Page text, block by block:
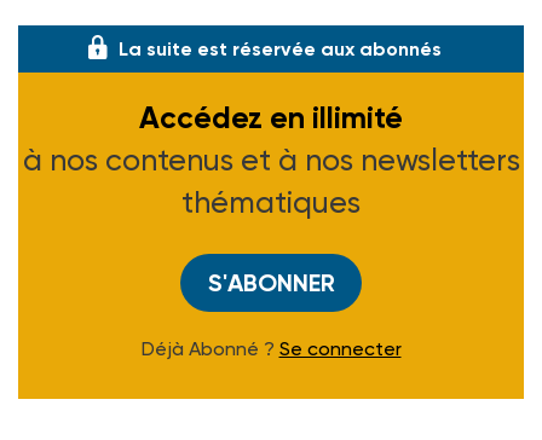
La suite est réservée aux abonnés
Accédez en illimité
à nos contenus et à nos newsletters
thématiques
S'ABONNER
Déjà Abonné ? Se connecter